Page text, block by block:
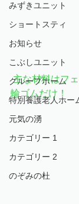
みずきユニット
ショートスティ
お知らせ
こぶしユニット
グループホーム
特別養護老人ホー
元気の湧
カテゴリー 1
カテゴリー 2
のぞみの杜
主な材料はフェルトとペットボトルと
輪ゴムだけ！